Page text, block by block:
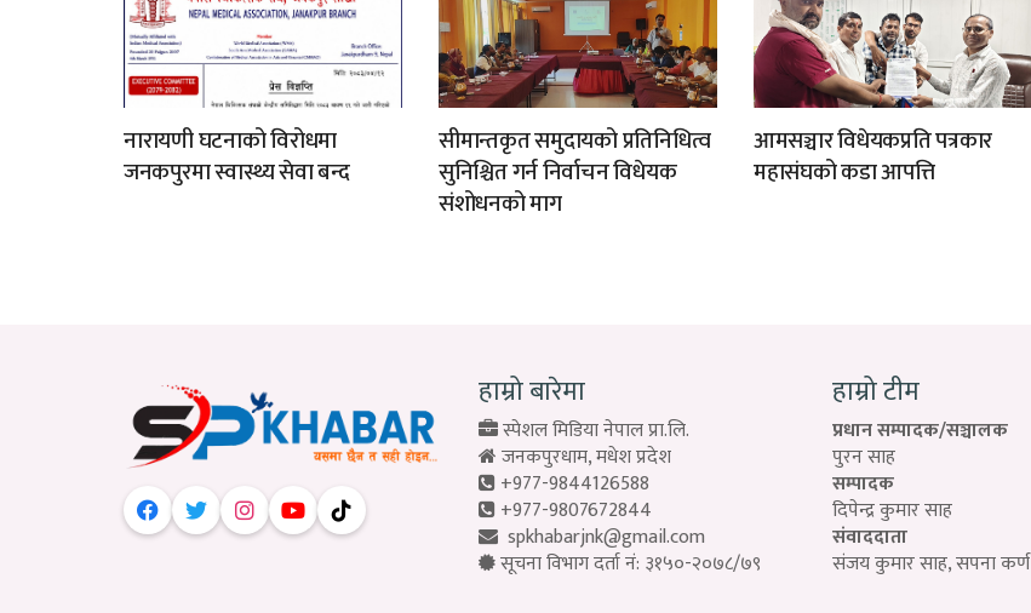
नारायणी घटनाको विरोधमा
जनकपुरमा स्वास्थ्य सेवा बन्द
सीमान्तकृत समुदायको प्रतिनिधित्व
सुनिश्चित गर्न निर्वाचन विधेयक
संशोधनको माग
आमसञ्चार विधेयकप्रति पत्रकार
महासंघको कडा आपत्ति
हाम्रो बारेमा
स्पेशल मिडिया नेपाल प्रा.लि.
जनकपुरधाम, मधेश प्रदेश
+977-9844126588
+977-9807672844
spkhabarjnk@gmail.com
सूचना विभाग दर्ता नं: ३१५०-२०७८/७९
हाम्रो टीम
प्रधान सम्पादक/सञ्चालक
पुरन साह
सम्पादक
दिपेन्द्र कुमार साह
संवाददाता
संजय कुमार साह, सपना कर्ण